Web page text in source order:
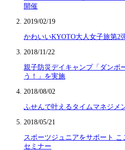
開催
2019/02/19
かわいいKYOTO大人女子旅第2
2018/11/22
親子防災デイキャンプ「ダンボ
う！」を実施
2018/08/02
ふせんで叶えるタイムマネジメ
2018/05/21
スポーツジュニアをサポート
セミナー